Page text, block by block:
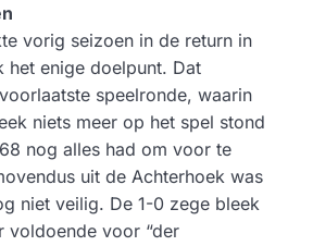
vorig seizoen in de return in
het enige doelpunt. Dat
speelronde, waarin
niets meer op het spel stond
nog alles had om voor te
uit de Achterhoek was
niet veilig. De 1-0 zege bleek
voldoende voor “der